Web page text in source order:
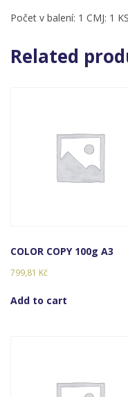
Počet v balení: 1 CMJ: 1 KS
Related
COLOR COPY 100g A3
799,81 Kč
Add to cart